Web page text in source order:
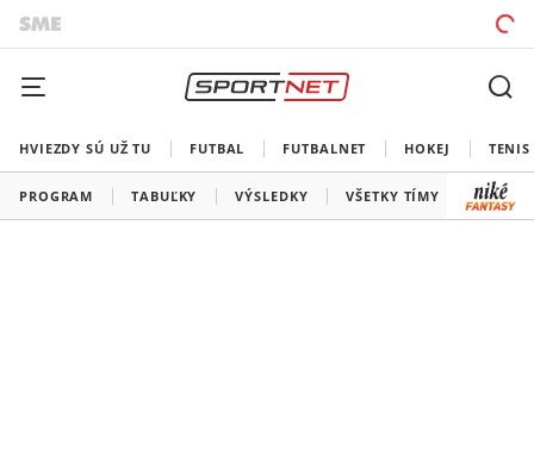
HVIEZDY SÚ UŽ TU FUTBAL FUTBALNET HOKEJ TENIS
PROGRAM TABUĽKY VÝSLEDKY VŠETKY TÍMY